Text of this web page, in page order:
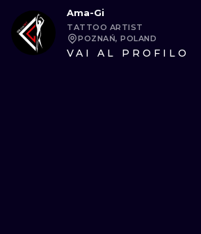
Ama-Gi
TATTOO ARTIST
POZNAŃ, POLAND
VAI AL PROFILO